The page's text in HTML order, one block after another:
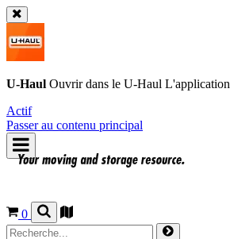
U-Haul Ouvrir dans le U-Haul L'application
Actif
Passer au contenu principal
0